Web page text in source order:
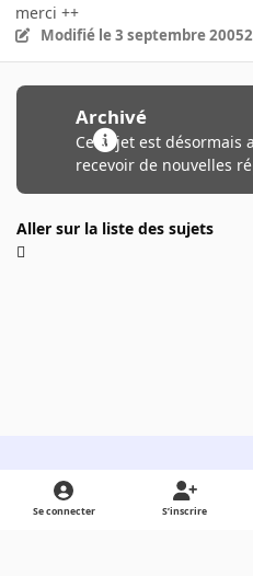
merci ++
Modifié le 3 septembre 2005
Archivé
Ce sujet est désormais
recevoir de nouvelles
Aller sur la liste des sujets
Light ModeDark ModeSystem Preference
Se connecter S’inscrire